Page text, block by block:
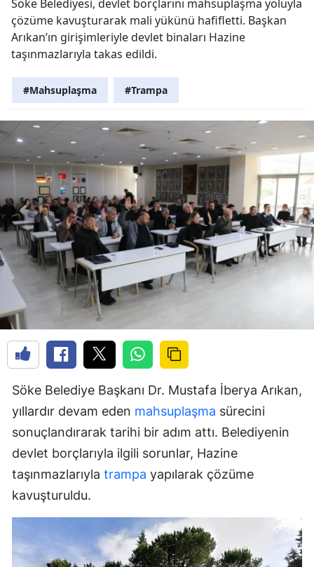
Söke Belediyesi, devlet borçlarını mahsuplaşma yoluyla
çözüme kavuşturarak mali yükünü hafifletti. Başkan
Arıkan’ın girişimleriyle devlet binaları Hazine
taşınmazlarıyla takas edildi.
#Mahsuplaşma #Trampa
Söke Belediye Başkanı Dr. Mustafa İberya Arıkan,
yıllardır devam eden mahsuplaşma sürecini
sonuçlandırarak tarihi bir adım attı. Belediyenin
devlet borçlarıyla ilgili sorunlar, Hazine
taşınmazlarıyla trampa yapılarak çözüme
kavuşturuldu.